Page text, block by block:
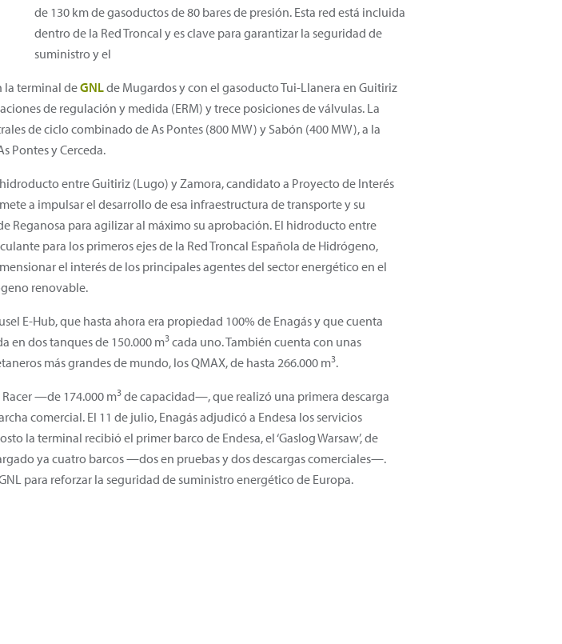
de 130 km de gasoductos de 80 bares de presión. Esta red está incluida
dentro de la Red Troncal y es clave para garantizar la seguridad de
suministro y el
la terminal deGNLde Mugardos y con el gasoducto Tui-Llanera en Guitiriz
de regulación y medida (ERM) y trece posiciones de válvulas. La
de ciclo combinado de As Pontes (800 MW) y Sabón (400 MW), a la
Pontes y Cerceda.
entre Guitiriz (Lugo) y Zamora, candidato a Proyecto de Interés
a impulsar el desarrollo de esa infraestructura de transporte y su
Reganosa para agilizar al máximo su aprobación. El hidroducto entre
para los primeros ejes de la Red Troncal Española de Hidrógeno,
el interés de los principales agentes del sector energético en el
renovable.
E-Hub, que hasta ahora era propiedad 100% de Enagás y que cuenta
en dos tanques de 150.000 m3 cada uno. También cuenta con unas
más grandes de mundo, los QMAX, de hasta 266.000 m3.
—de 174.000 m3 de capacidad—, que realizó una primera descarga
comercial. El 11 de julio, Enagás adjudicó a Endesa los servicios
la terminal recibió el primer barco de Endesa, el ‘Gaslog Warsaw’, de
ya cuatro barcos —dos en pruebas y dos descargas comerciales—.
para reforzar la seguridad de suministro energético de Europa.